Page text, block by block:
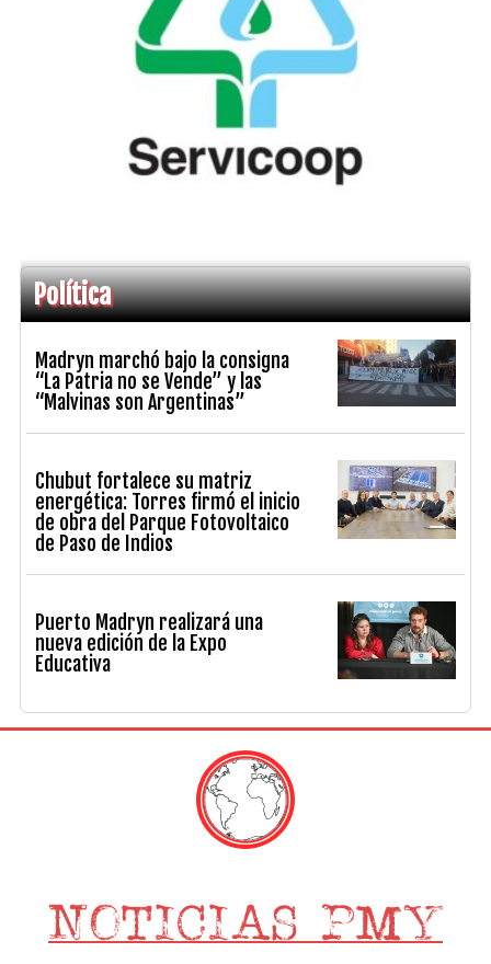
Política
Madryn marchó bajo la consigna
“La Patria no se Vende” y las
“Malvinas son Argentinas”
Chubut fortalece su matriz
energética: Torres firmó el inicio
de obra del Parque Fotovoltaico
de Paso de Indios
Puerto Madryn realizará una
nueva edición de la Expo
Educativa